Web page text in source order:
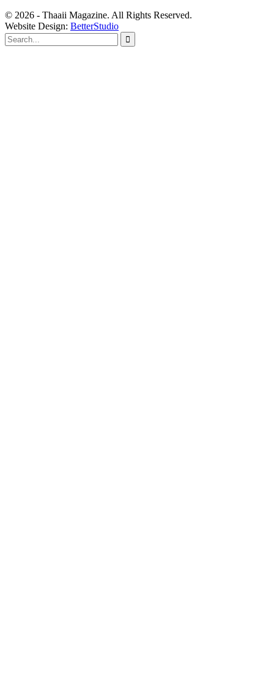
© 2026 - Thaaii Magazine. All Rights Reserved.
Website Design: BetterStudio